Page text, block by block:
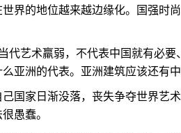
界的地位越来越边缘化。国强时
代艺术羸弱，不代表中国就有必要
亚洲的代表。亚洲建筑应该还有
己国家日渐没落，丧失争夺世界艺
愚蠢。